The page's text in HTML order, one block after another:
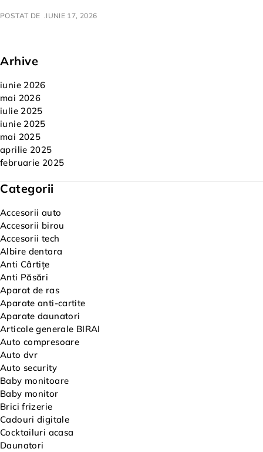
POSTAT DE IUNIE 17, 2026
Arhive
iunie 2026
mai 2026
iulie 2025
iunie 2025
mai 2025
aprilie 2025
februarie 2025
Categorii
Accesorii auto
Accesorii birou
Accesorii tech
Albire dentara
Anti Cârtițe
Anti Păsări
Aparat de ras
Aparate anti-cartite
Aparate daunatori
Articole generale BIRAI
Auto compresoare
Auto dvr
Auto security
Baby monitoare
Baby monitor
Brici frizerie
Cadouri digitale
Cocktailuri acasa
Daunatori